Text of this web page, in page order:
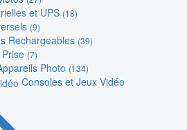
et UPS (18)
(9)
Rechargeables (39)
(7)
Photo (134)
Consoles et Jeux Vidéo